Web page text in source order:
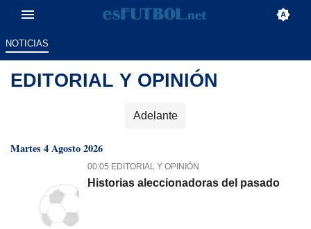
NOTICIAS
EDITORIAL Y OPINIÓN
Adelante
Martes 4 Agosto 2026
00:05 EDITORIAL Y OPINIÓN
Historias aleccionadoras del pasado